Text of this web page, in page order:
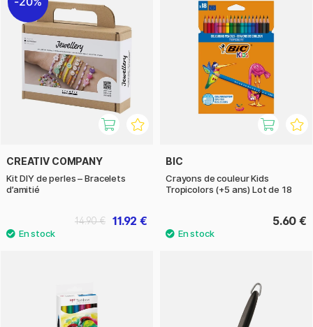
CREATIV COMPANY
Kit DIY de perles – Bracelets
d’amitié
11.92 €
14.90 €
BIC
Crayons de couleur Kids
Tropicolors (+5 ans) Lot de 18
5.60 €